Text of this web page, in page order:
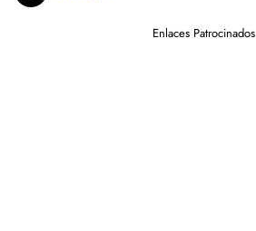
Enlaces Patrocinados